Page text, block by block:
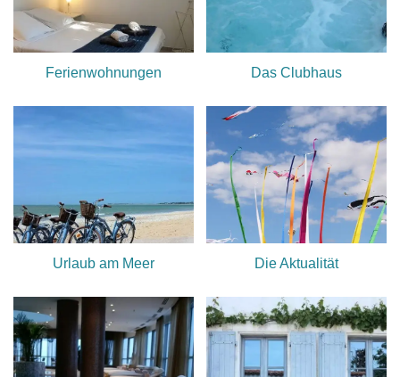
Ferienwohnungen Das Clubhaus
Urlaub am Meer Die Aktualität